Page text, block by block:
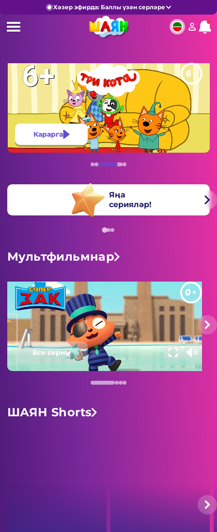
Хәзер эфирда: Баллы үзән серләре
6+
Карарга
Яңа
серияләр!
Мультфильмнар
0+
Все серии
ШАЯН Shorts